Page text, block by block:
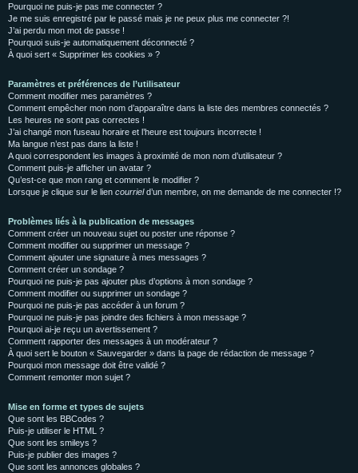
Pourquoi ne puis-je pas me connecter ?
Je me suis enregistré par le passé mais je ne peux plus me connecter ?!
J’ai perdu mon mot de passe !
Pourquoi suis-je automatiquement déconnecté ?
À quoi sert « Supprimer les cookies » ?
Paramètres et préférences de l’utilisateur
Comment modifier mes paramètres ?
Comment empêcher mon nom d’apparaître dans la liste des membres connectés ?
Les heures ne sont pas correctes !
J’ai changé mon fuseau horaire et l’heure est toujours incorrecte !
Ma langue n’est pas dans la liste !
A quoi correspondent les images à proximité de mon nom d’utilisateur ?
Comment puis-je afficher un avatar ?
Qu’est-ce que mon rang et comment le modifier ?
Lorsque je clique sur le lien courrield’un membre, on me demande de me connecter !?
Problèmes liés à la publication de messages
Comment créer un nouveau sujet ou poster une réponse ?
Comment modifier ou supprimer un message ?
Comment ajouter une signature à mes messages ?
Comment créer un sondage ?
Pourquoi ne puis-je pas ajouter plus d’options à mon sondage ?
Comment modifier ou supprimer un sondage ?
Pourquoi ne puis-je pas accéder à un forum ?
Pourquoi ne puis-je pas joindre des fichiers à mon message ?
Pourquoi ai-je reçu un avertissement ?
Comment rapporter des messages à un modérateur ?
À quoi sert le bouton « Sauvegarder » dans la page de rédaction de message ?
Pourquoi mon message doit être validé ?
Comment remonter mon sujet ?
Mise en forme et types de sujets
Que sont les BBCodes ?
Puis-je utiliser le HTML ?
Que sont les smileys ?
Puis-je publier des images ?
Que sont les annonces globales ?